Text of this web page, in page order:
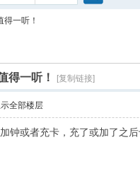
索
一听！
得一听！ [复制链接]
全部楼层
钟或者充卡，充了或加了之后